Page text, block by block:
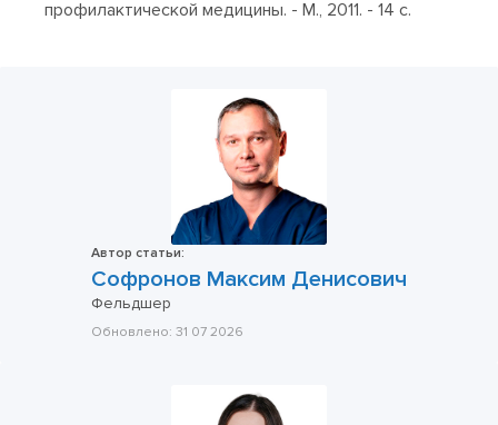
профилактической медицины. - М., 2011. - 14 с.
Автор статьи:
Софронов Максим Денисович
Фельдшер
Обновлено: 31 07 2026